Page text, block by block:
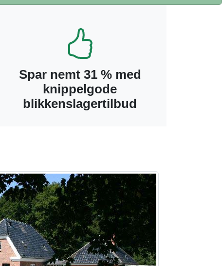
Spar nemt 31 % med
knippelgode
blikkenslagertilbud